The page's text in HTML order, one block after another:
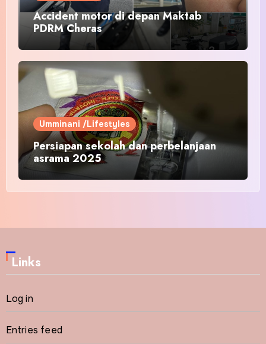
Accident motor di depan Maktab
PDRM Cheras
Umminani /Lifestyles
Persiapan sekolah dan perbelanjaan
asrama 2025
Links
Log in
Entries feed